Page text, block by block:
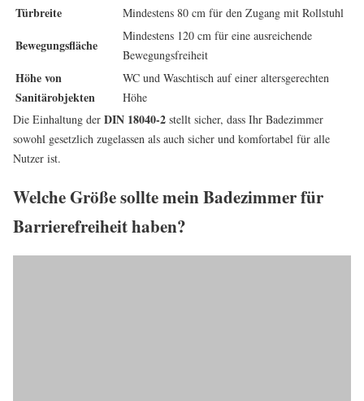
Türbreite
Mindestens 80 cm für den Zugang mit Rollstuhl
Bewegungsfläche
Mindestens 120 cm für eine ausreichende
Bewegungsfreiheit
Höhe von
Sanitärobjekten
WC und Waschtisch auf einer altersgerechten
Höhe
Die Einhaltung der DIN 18040-2 stellt sicher, dass Ihr Badezimmer
sowohl gesetzlich zugelassen als auch sicher und komfortabel für alle
Nutzer ist.
Welche Größe sollte mein Badezimmer für
Barrierefreiheit haben?